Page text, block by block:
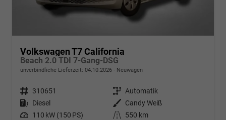
Volkswagen T7 California
Beach 2.0 TDI 7-Gang-DSG
unverbindliche Lieferzeit: 04.10.2026 Neuwagen
Fahrzeugnr. 310651 Getriebe Automatik
Kraftstoff Diesel Außenfarbe
Candy Weiß
Leistung 110 kW (150 PS) Kilometerstand 550 km